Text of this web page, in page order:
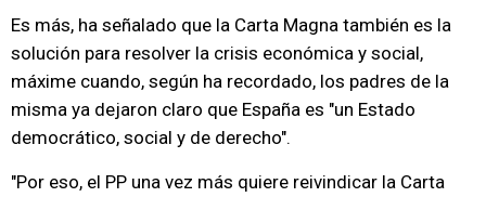
Es más, ha señalado que la Carta Magna también es la
solución para resolver la crisis económica y social,
máxime cuando, según ha recordado, los padres de la
misma ya dejaron claro que España es "un Estado
democrático, social y de derecho".
"Por eso, el PP una vez más quiere reivindicar la Carta